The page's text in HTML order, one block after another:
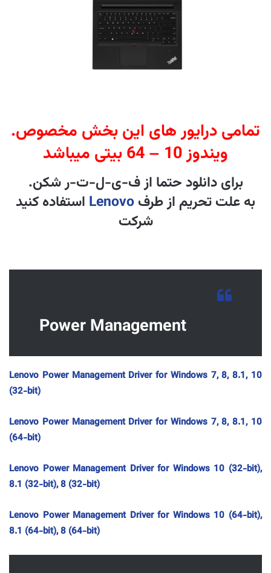
.تمامی درایور های این بخش مخصوص
ویندوز 10 – 64 بیتی میباشد
.برای دانلود حتما از ف-ی-ل-ت-ر شکن
Lenovoبه علت تحریم از طرف
شرکت
Power Management
Lenovo Power Management Driver for Windows 7, 8, 8.1, 10
(32-bit)
Lenovo Power Management Driver for Windows 7, 8, 8.1, 10
(64-bit)
Lenovo Power Management Driver for Windows 10 (32-bit),
8.1 (32-bit), 8 (32-bit)
Lenovo Power Management Driver for Windows 10 (64-bit),
8.1 (64-bit), 8 (64-bit)